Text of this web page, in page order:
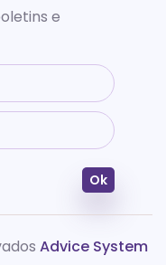
e
Ok
Advice System